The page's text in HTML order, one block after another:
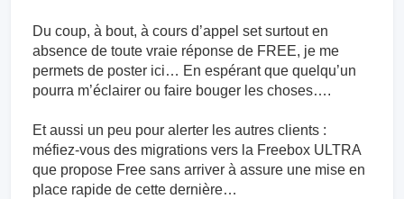
Du coup, à bout, à cours d’appel set surtout en
absence de toute vraie réponse de FREE, je me
permets de poster ici… En espérant que quelqu’un
pourra m’éclairer ou faire bouger les choses….
Et aussi un peu pour alerter les autres clients :
méfiez-vous des migrations vers la Freebox ULTRA
que propose Free sans arriver à assure une mise en
place rapide de cette dernière…